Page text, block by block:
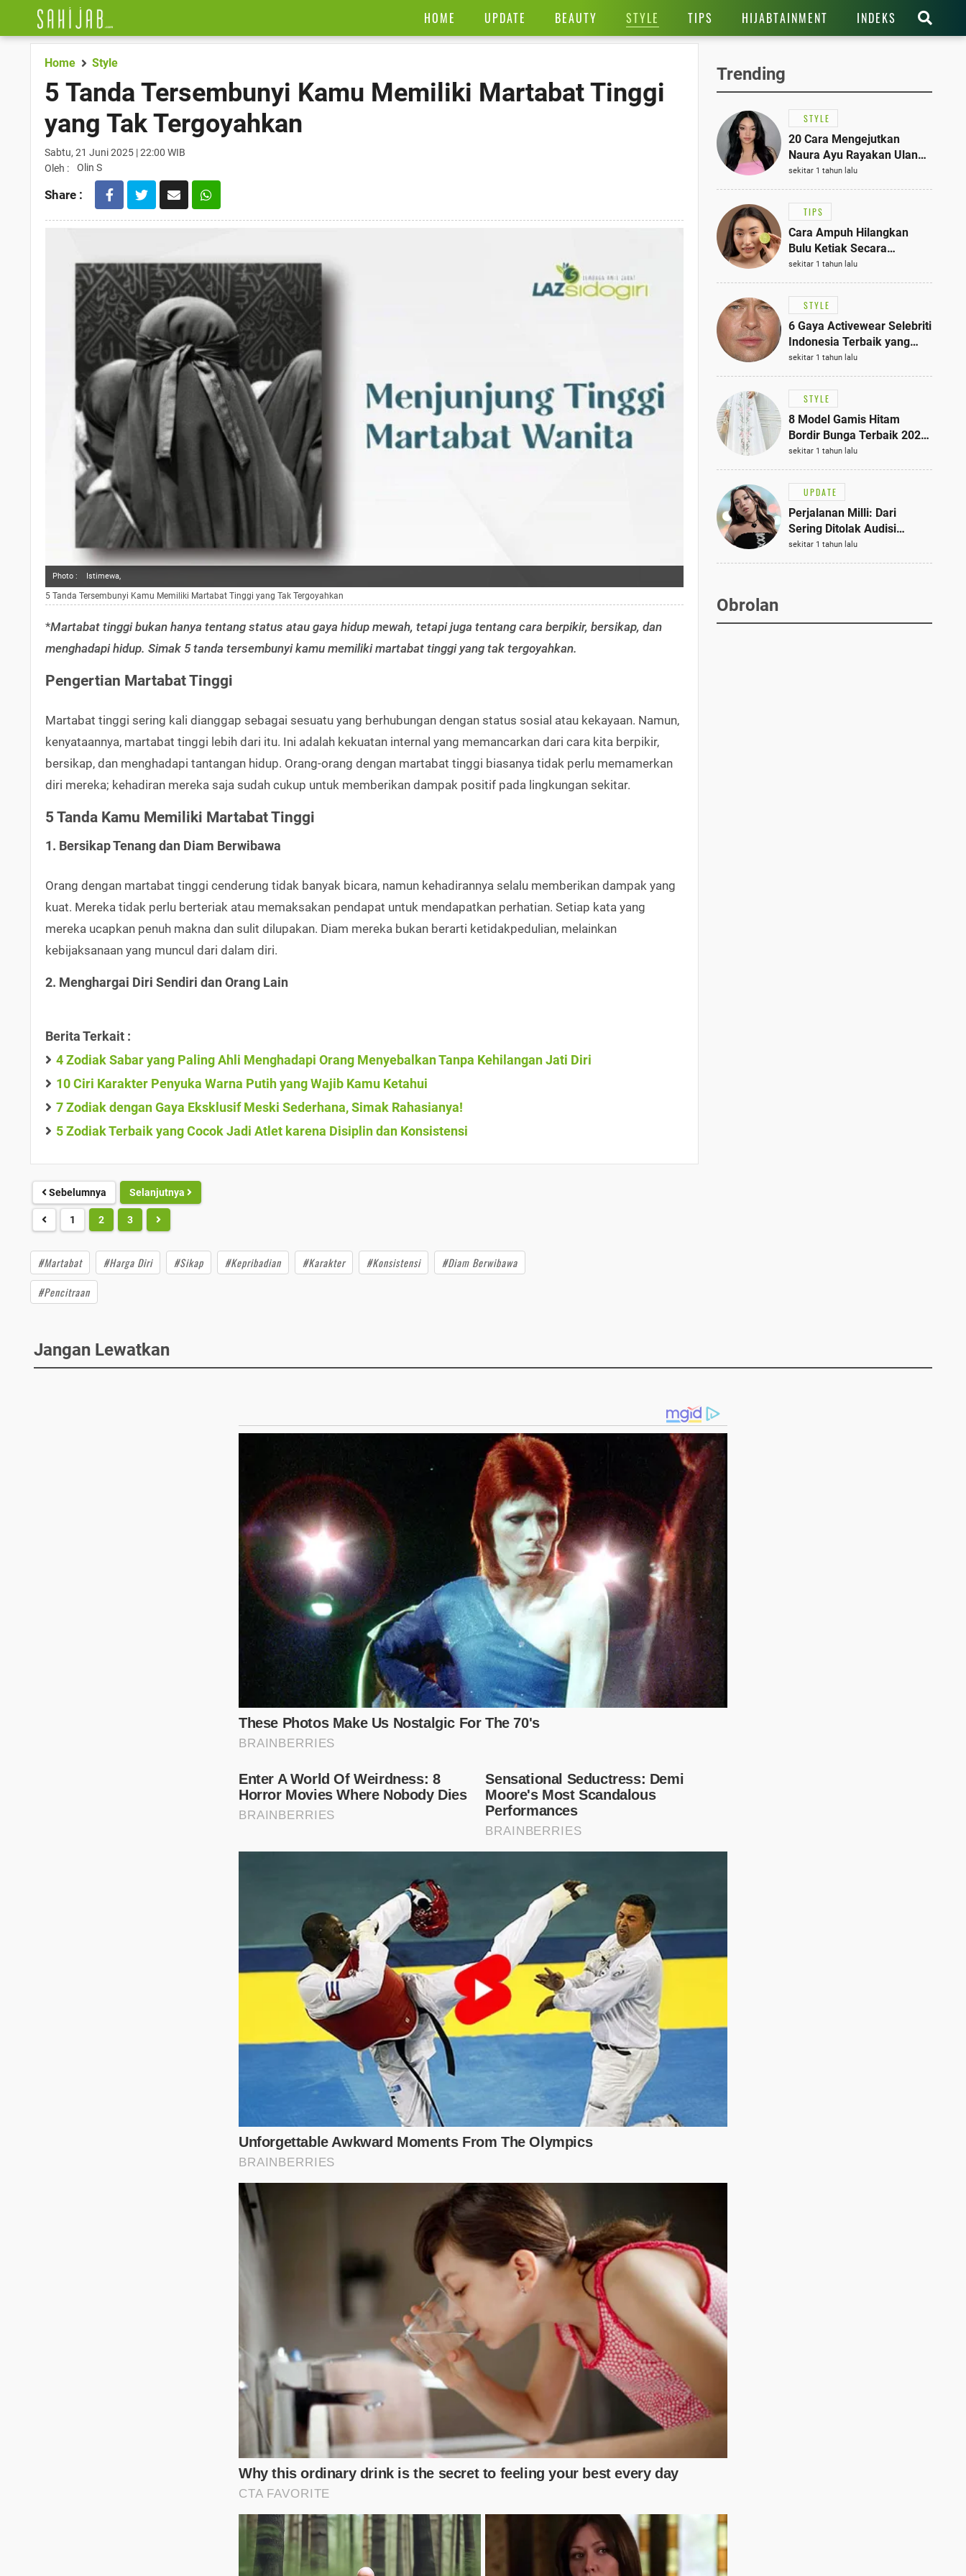
HOME UPDATE BEAUTY STYLE TIPS HIJABTAINMENT INDEKS
Home Style
5 Tanda Tersembunyi Kamu Memiliki Martabat Tinggi
yang Tak Tergoyahkan
Sabtu, 21 Juni 2025 | 22:00 WIB
Oleh :
Olin S
Share :
Photo : Istimewa,
5 Tanda Tersembunyi Kamu Memiliki Martabat Tinggi yang Tak Tergoyahkan
*Martabat tinggi bukan hanya tentang status atau gaya hidup mewah, tetapi juga tentang cara berpikir, bersikap, dan
menghadapi hidup. Simak 5 tanda tersembunyi kamu memiliki martabat tinggi yang tak tergoyahkan.
Pengertian Martabat Tinggi
Martabat tinggi sering kali dianggap sebagai sesuatu yang berhubungan dengan status sosial atau kekayaan. Namun,
kenyataannya, martabat tinggi lebih dari itu. Ini adalah kekuatan internal yang memancarkan dari cara kita berpikir,
bersikap, dan menghadapi tantangan hidup. Orang-orang dengan martabat tinggi biasanya tidak perlu memamerkan
diri mereka; kehadiran mereka saja sudah cukup untuk memberikan dampak positif pada lingkungan sekitar.
5 Tanda Kamu Memiliki Martabat Tinggi
1. Bersikap Tenang dan Diam Berwibawa
Orang dengan martabat tinggi cenderung tidak banyak bicara, namun kehadirannya selalu memberikan dampak yang
kuat. Mereka tidak perlu berteriak atau memaksakan pendapat untuk mendapatkan perhatian. Setiap kata yang
mereka ucapkan penuh makna dan sulit dilupakan. Diam mereka bukan berarti ketidakpedulian, melainkan
kebijaksanaan yang muncul dari dalam diri.
2. Menghargai Diri Sendiri dan Orang Lain
Berita Terkait :
4 Zodiak Sabar yang Paling Ahli Menghadapi Orang Menyebalkan Tanpa Kehilangan Jati Diri
10 Ciri Karakter Penyuka Warna Putih yang Wajib Kamu Ketahui
7 Zodiak dengan Gaya Eksklusif Meski Sederhana, Simak Rahasianya!
5 Zodiak Terbaik yang Cocok Jadi Atlet karena Disiplin dan Konsistensi
Sebelumnya Selanjutnya
1 2 3
#Martabat #Harga Diri #Sikap #Kepribadian #Karakter #Konsistensi
#Diam Berwibawa
#Pencitraan
Trending
STYLE
20 Cara Mengejutkan
Naura Ayu Rayakan Ulang
Tahun di Panti Asuhan,
Terlihat Anggun dengan
Kaftan Cokelat
sekitar 1 tahun lalu
TIPS
Cara Ampuh Hilangkan
Bulu Ketiak Secara
Permanen dalam 5
Langkah Sederhana
sekitar 1 tahun lalu
STYLE
6 Gaya Activewear Selebriti
Indonesia Terbaik yang
Bisa Jadi Inspirasi
Fashionmu
sekitar 1 tahun lalu
STYLE
8 Model Gamis Hitam
Bordir Bunga Terbaik 2025,
Stylish untuk Hangout
hingga Acara Semi-Formal
sekitar 1 tahun lalu
UPDATE
Perjalanan Milli: Dari
Sering Ditolak Audisi
hingga Menjadi Rapper Top
10 Thailand
sekitar 1 tahun lalu
Obrolan
Jangan Lewatkan